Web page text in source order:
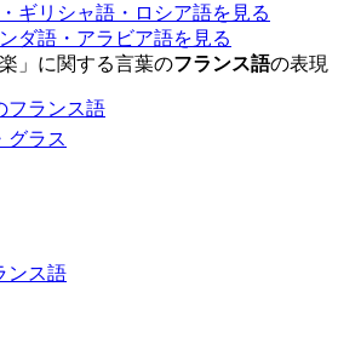
ギリシャ語・ロシア語を見る
ダ語・アラビア語を見る
」に関する言葉のフランス語の表現
フランス語
グラス
ンス語